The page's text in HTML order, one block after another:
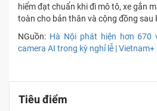
hiểm đạt chuẩn khi đi mô tô, xe gắn
toàn cho bản thân và cộng đồng sau
NGuồn: Hà Nội phát hiện hơn 670
camera AI trong kỳ nghỉ lễ |
Tiêu điểm